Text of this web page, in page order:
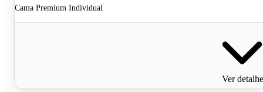
Cama Premium Individual
Ver